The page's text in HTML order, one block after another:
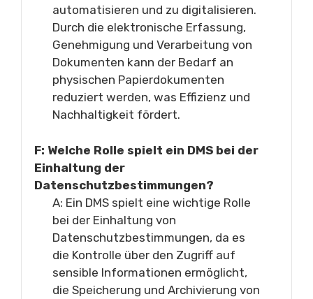
automatisieren und zu digitalisieren.
Durch die elektronische Erfassung,
Genehmigung und Verarbeitung von
Dokumenten kann der Bedarf an
physischen Papierdokumenten
reduziert werden, was Effizienz und
Nachhaltigkeit fördert.
F: Welche Rolle spielt ein DMS bei der
Einhaltung der
Datenschutzbestimmungen?
A: Ein DMS spielt eine wichtige Rolle
bei der Einhaltung von
Datenschutzbestimmungen, da es
die Kontrolle über den Zugriff auf
sensible Informationen ermöglicht,
die Speicherung und Archivierung von